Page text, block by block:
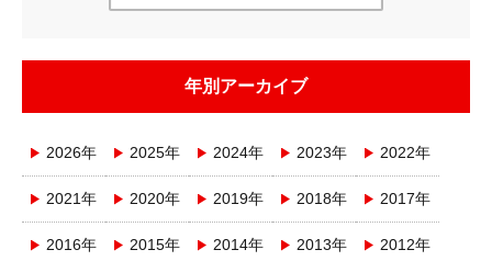
年別アーカイブ
2026年 2025年 2024年 2023年 2022年
2021年 2020年 2019年 2018年 2017年
2016年 2015年 2014年 2013年 2012年